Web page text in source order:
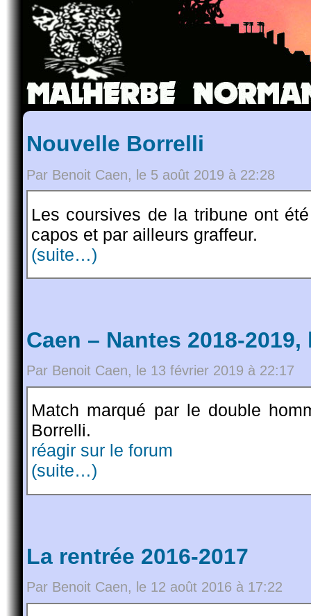
Nouvelle Borrelli
Par Benoit Caen, le 5 août 2019 à 22:28
Les coursives de la tribune ont
capos et par ailleurs graffeur.
(suite…)
Caen – Nantes 2018-
Par Benoit Caen, le 13 février 2019 à 22:17
Match marqué par le double
Borrelli.
réagir sur le forum
(suite…)
La rentrée 2016-2017
Par Benoit Caen, le 12 août 2016 à 17:22